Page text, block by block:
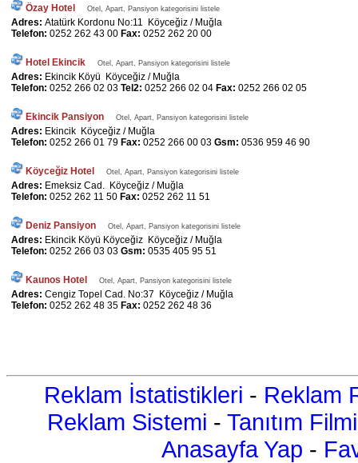
Özay Hotel Otel, Apart, Pansiyon kategorisini listele
Adres: Atatürk Kordonu No:11 Köyceğiz / Muğla
Telefon: 0252 262 43 00 Fax: 0252 262 20 00
Hotel Ekincik Otel, Apart, Pansiyon kategorisini listele
Adres: Ekincik Köyü Köyceğiz / Muğla
Telefon: 0252 266 02 03 Tel2: 0252 266 02 04 Fax: 0252 266 02 05
Ekincik Pansiyon Otel, Apart, Pansiyon kategorisini listele
Adres: Ekincik Köyceğiz / Muğla
Telefon: 0252 266 01 79 Fax: 0252 266 00 03 Gsm: 0536 959 46 90
Köyceğiz Hotel Otel, Apart, Pansiyon kategorisini listele
Adres: Emeksiz Cad. Köyceğiz / Muğla
Telefon: 0252 262 11 50 Fax: 0252 262 11 51
Deniz Pansiyon Otel, Apart, Pansiyon kategorisini listele
Adres: Ekincik Köyü Köyceğiz Köyceğiz / Muğla
Telefon: 0252 266 03 03 Gsm: 0535 405 95 51
Kaunos Hotel Otel, Apart, Pansiyon kategorisini listele
Adres: Cengiz Topel Cad. No:37 Köyceğiz / Muğla
Telefon: 0252 262 48 35 Fax: 0252 262 48 36
Reklam İstatistikleri - Reklam
Reklam Sistemi - Tanıtım Filmi
Anasayfa Yap -